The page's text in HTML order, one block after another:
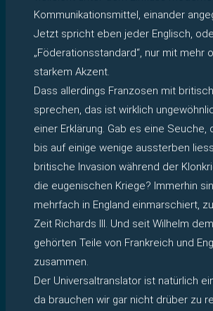
Kommunikationsmittel, einander
Jetzt spricht eben jeder Englisch,
„Föderationsstandard“, nur mit mehr
starkem Akzent.
Dass allerdings Franzosen mit
sprechen, das ist wirklich
einer Erklärung. Gab es eine Seuche,
bis auf einige wenige aussterben
britische Invasion während der
die eugenischen Kriege? Immerhin
mehrfach in England einmarschiert,
Zeit Richards III. Und seit Wilhelm
gehörten Teile von Frankreich und
zusammen.
Der Universaltranslator ist natürlich
da brauchen wir gar nicht drüber zu